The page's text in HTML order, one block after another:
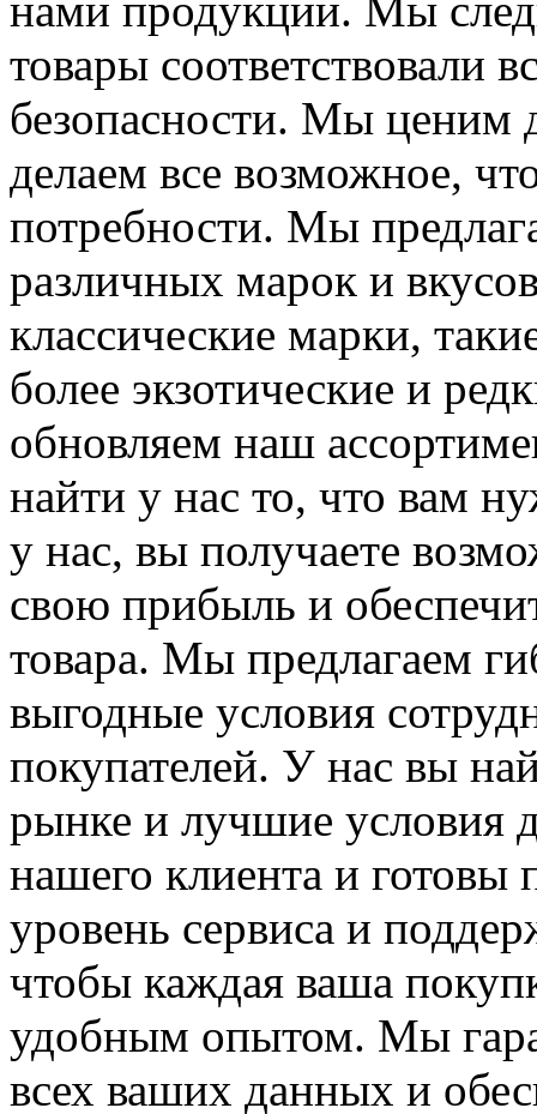
товары соответствовали
безопасности. Мы ценим
делаем все возможное,
потребности. Мы
различных марок и
классические марки,
более экзотические и
обновляем наш
найти у нас то, что вам
у нас, вы получаете
свою прибыль и
товара. Мы предлагаем
выгодные условия
покупателей. У нас вы
рынке и лучшие условия
нашего клиента и
уровень сервиса и
чтобы каждая ваша
удобным опытом. Мы
всех ваших данных и